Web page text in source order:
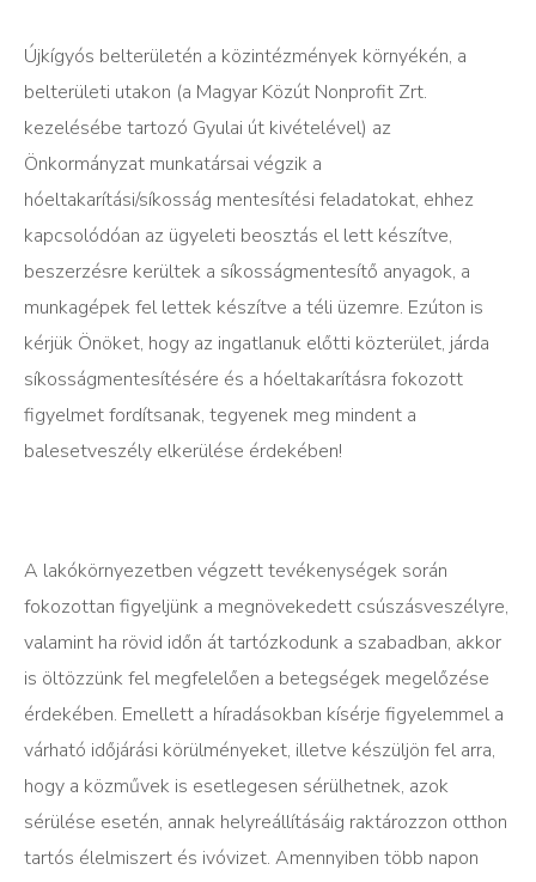
Újkígyós belterületén a közintézmények környékén, a
belterületi utakon (a Magyar Közút Nonprofit Zrt.
kezelésébe tartozó Gyulai út kivételével) az
Önkormányzat munkatársai végzik a
hóeltakarítási/síkosság mentesítési feladatokat, ehhez
kapcsolódóan az ügyeleti beosztás el lett készítve,
beszerzésre kerültek a síkosságmentesítő anyagok, a
munkagépek fel lettek készítve a téli üzemre. Ezúton is
kérjük Önöket, hogy az ingatlanuk előtti közterület, járda
síkosságmentesítésére és a hóeltakarításra fokozott
figyelmet fordítsanak, tegyenek meg mindent a
balesetveszély elkerülése érdekében!
A lakókörnyezetben végzett tevékenységek során
fokozottan figyeljünk a megnövekedett csúszásveszélyre,
valamint ha rövid időn át tartózkodunk a szabadban, akkor
is öltözzünk fel megfelelően a betegségek megelőzése
érdekében. Emellett a híradásokban kísérje figyelemmel a
várható időjárási körülményeket, illetve készüljön fel arra,
hogy a közművek is esetlegesen sérülhetnek, azok
sérülése esetén, annak helyreállításáig raktározzon otthon
tartós élelmiszert és ivóvizet. Amennyiben több napon